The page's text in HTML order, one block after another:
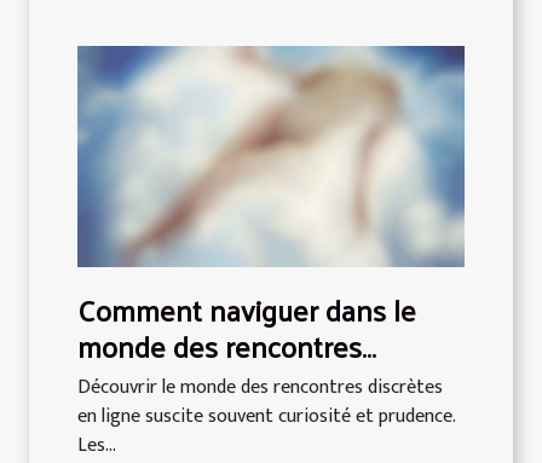
Comment naviguer dans le
monde des rencontres
discrètes en ligne ?
Découvrir le monde des rencontres discrètes
en ligne suscite souvent curiosité et prudence.
Les...